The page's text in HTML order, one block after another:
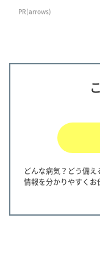
PR(arrows)
どんな病気？どう備
情報を分かりやすくお